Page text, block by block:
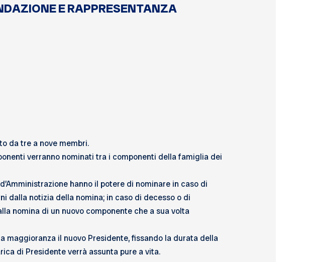
E RAPPRESENTANZA
da tre a nove membri.
verranno nominati tra i componenti della famiglia dei
hanno il potere di nominare in caso di
dalla notizia della nomina; in caso di decesso o di
nomina di un nuovo componente che a sua volta
maggioranza il nuovo Presidente, fissando la durata della
di Presidente verrà assunta pure a vita.